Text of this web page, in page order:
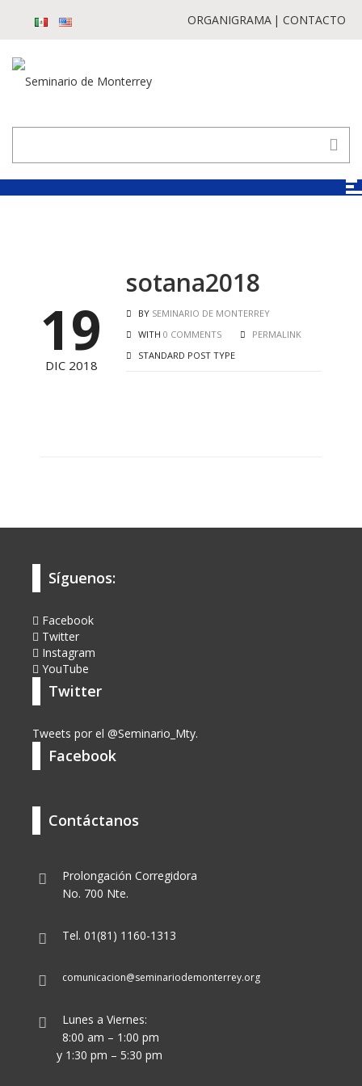
ORGANIGRAMA CONTACTO
19
DIC 2018
sotana2018
BY SEMINARIO DE MONTERREY
WITH 0 COMMENTS
PERMALINK
STANDARD POST TYPE
Síguenos:
Facebook
Twitter
Instagram
YouTube
Twitter
Tweets por el @Seminario_Mty.
Facebook
Contáctanos
Prolongación Corregidora
No. 700 Nte.
Tel. 01(81) 1160-1313
comunicacion@seminariodemonterrey.org
Lunes a Viernes:
8:00 am – 1:00 pm
y 1:30 pm – 5:30 pm